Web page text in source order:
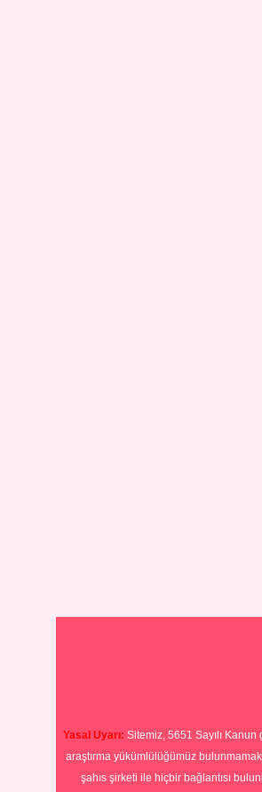
Yasal Uyarı: Sitemiz, 5651 Sayılı
araştırma yükümlülüğümüz
şahıs şirketi ile hiçbir bağlantısı